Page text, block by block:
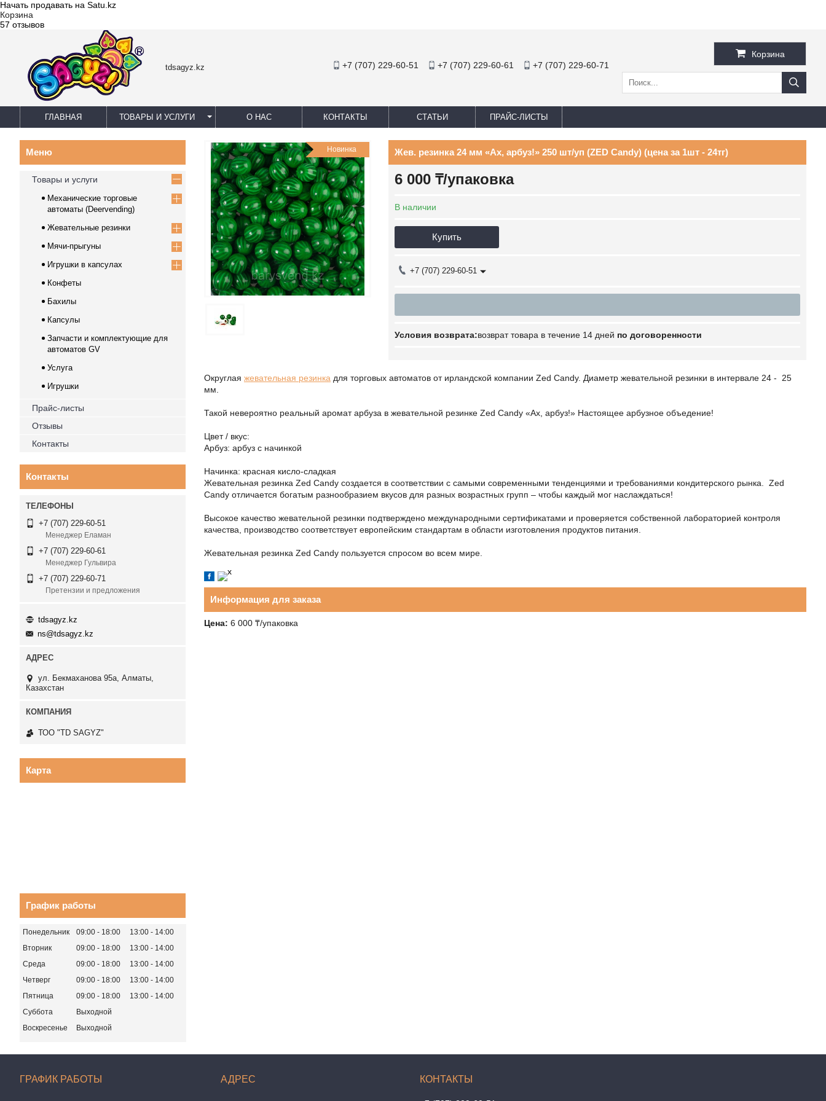
Начать продавать на Satu.kz
Корзина
57 отзывов
tdsagyz.kz +7 (707) 229-60-51 +7 (707) 229-60-61 +7 (707) 229-60-71
Корзина
ГЛАВНАЯ ТОВАРЫ И УСЛУГИ О НАС КОНТАКТЫ СТАТЬИ ПРАЙС-ЛИСТЫ
Новинка Жев. резинка 24 мм «Ах, арбуз!» 250 шт/уп (ZED Candy) (цена за 1шт - 24тг)
6 000 ₸/упаковка
В наличии
Купить
+7 (707) 229-60-51
возврат товара в течение 14 дней по договоренности
Округлая жевательная резинка для торговых автоматов от ирландской компании Zed Candy. Диаметр жевательной резинки в интервале 24 - 25
мм.
Такой невероятно реальный аромат арбуза в жевательной резинке Zed Candy «Ах, арбуз!» Настоящее арбузное объедение!
Цвет / вкус:
Арбуз: арбуз с начинкой
Начинка: красная кисло-сладкая
Жевательная резинка Zed Candy создается в соответствии с самыми современными тенденциями и требованиями кондитерского рынка. Zed
Candy отличается богатым разнообразием вкусов для разных возрастных групп – чтобы каждый мог наслаждаться!
Высокое качество жевательной резинки подтверждено международными сертификатами и проверяется собственной лабораторией контроля
качества, производство соответствует европейским стандартам в области изготовления продуктов питания.
Жевательная резинка Zed Candy пользуется спросом во всем мире.
Информация для заказа
Цена: 6 000 ₸/упаковка
Товары и услуги
Механические торговые
автоматы (Deervending)
Жевательные резинки
Мячи-прыгуны
Игрушки в капсулах
Конфеты
Бахилы
Капсулы
Запчасти и комплектующие для
автоматов GV
Услуга
Игрушки
Прайс-листы
Отзывы
Контакты
Контакты
+7 (707) 229-60-51
Менеджер Еламан
+7 (707) 229-60-61
Менеджер Гульвира
+7 (707) 229-60-71
Претензии и предложения
tdsagyz.kz
ns@tdsagyz.kz
ул. Бекмаханова 95а, Алматы,
Казахстан
ТОО "TD SAGYZ"
Карта
График работы
Понедельник 09:00 18:00 13:00
14:00
Вторник
09:00 18:00 13:00
14:00
Среда
09:00 18:00 13:00
14:00
Четверг
09:00 18:00 13:00
14:00
Пятница
09:00 18:00 13:00
14:00
Суббота
Выходной
Воскресенье
Выходной
ГРАФИК РАБОТЫ